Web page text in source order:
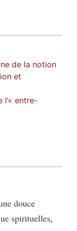
de la notion
et
l’« entre-
douce
spirituelles,